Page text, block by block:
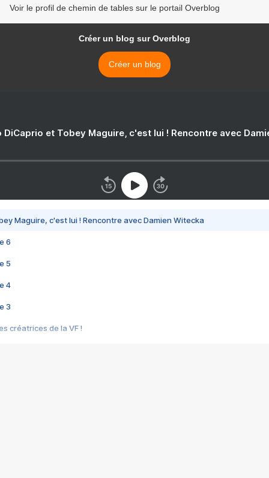
Voir le profil de chemin de tables sur le portail Overblog
Créer un blog sur Overblog
Créer un blog
DiCaprio et Tobey Maguire, c'est lui ! Rencontre avec
Maguire, c'est lui ! Rencontre avec Damien Witecka
6
5
4
3
créatrices de la VF !